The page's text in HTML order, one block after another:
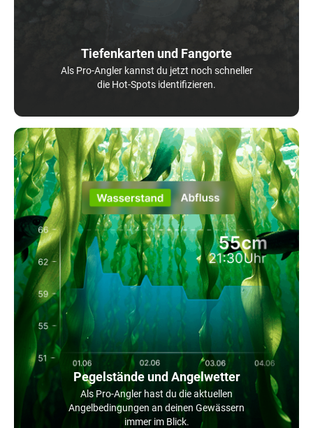
Tiefenkarten und Fangorte
Als Pro-Angler kannst du jetzt noch schneller
die Hot-Spots identifizieren.
Pegelstände und Angelwetter
Als Pro-Angler hast du die aktuellen
Angelbedingungen an deinen Gewässern
immer im Blick.